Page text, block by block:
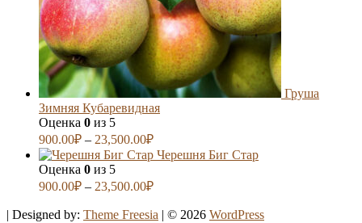
Груша
Зимняя Кубаревидная
Оценка 0 из 5
900.00₽ – 23,500.00₽
Черешня Биг Стар
Оценка 0 из 5
900.00₽ – 23,500.00₽
| Designed by: Theme Freesia | © 2026 WordPress